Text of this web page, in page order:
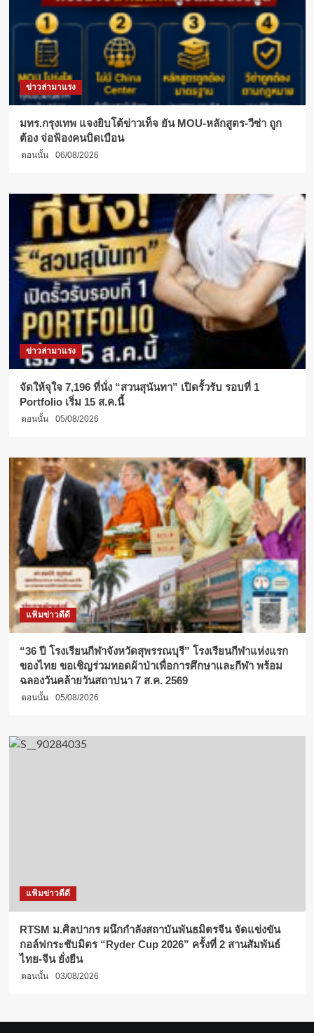
ข่าวล่ามาแรง
มทร.กรุงเทพ แจงยิบโต้ข่าวเท็จ ยัน MOU-หลักสูตร-วีซ่า ถูก
ต้อง จ่อฟ้องคนบิดเบือน
ตอนนั้น 06/08/2026
ข่าวล่ามาแรง
จัดให้จุใจ 7,196 ที่นั่ง “สวนสุนันทา” เปิดรั้วรับ รอบที่ 1
Portfolio เริ่ม 15 ส.ค.นี้
ตอนนั้น 05/08/2026
แฟ้มข่าวดีดี
“36 ปี โรงเรียนกีฬาจังหวัดสุพรรณบุรี” โรงเรียนกีฬาแห่งแรก
ของไทย ขอเชิญร่วมทอดผ้าป่าเพื่อการศึกษาและกีฬา พร้อม
ฉลองวันคล้ายวันสถาปนา 7 ส.ค. 2569
ตอนนั้น 05/08/2026
แฟ้มข่าวดีดี
RTSM ม.ศิลปากร ผนึกกำลังสถาบันพันธมิตรจีน จัดแข่งขัน
กอล์ฟกระชับมิตร “Ryder Cup 2026” ครั้งที่ 2 สานสัมพันธ์
ไทย-จีน ยั่งยืน
ตอนนั้น 03/08/2026